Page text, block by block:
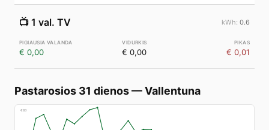
📺 1 val. TV 0.6
€ 0,00 € 0,00 € 0,01
Pastarosios 31 dienos—Vallentuna
€83